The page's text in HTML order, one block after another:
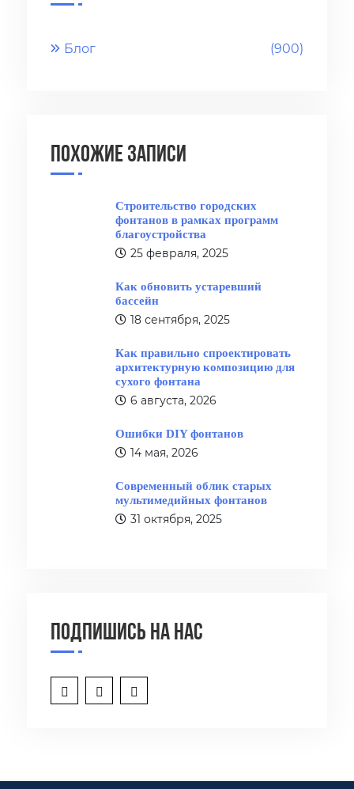
Блог (900)
Похожие записи
Строительство городских
фонтанов в рамках программ
благоустройства
25 февраля, 2025
Как обновить устаревший
бассейн
18 сентября, 2025
Как правильно спроектировать
архитектурную композицию для
сухого фонтана
6 августа, 2026
Ошибки DIY фонтанов
14 мая, 2026
Современный облик старых
мультимедийных фонтанов
31 октября, 2025
Подпишись на нас